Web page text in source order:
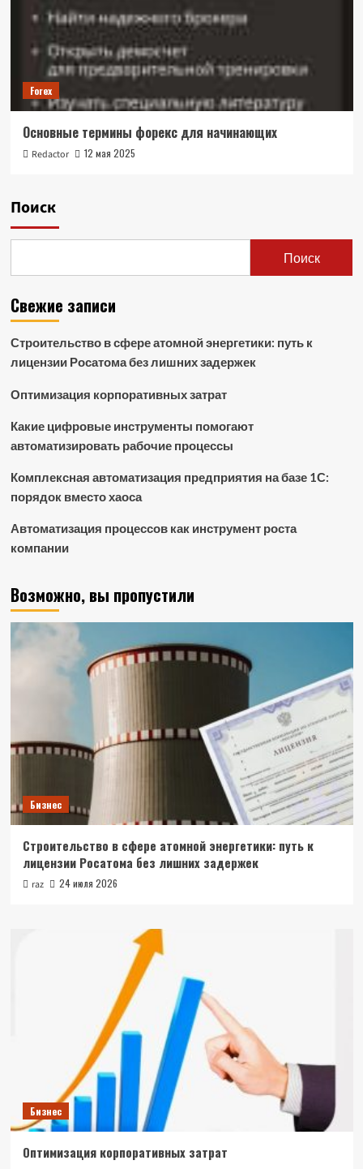
Forex
Основные термины форекс для начинающих
Redactor 12 мая 2025
Поиск
Поиск
Свежие записи
Строительство в сфере атомной энергетики: путь к
лицензии Росатома без лишних задержек
Оптимизация корпоративных затрат
Какие цифровые инструменты помогают
автоматизировать рабочие процессы
Комплексная автоматизация предприятия на базе 1С:
порядок вместо хаоса
Автоматизация процессов как инструмент роста
компании
Возможно, вы пропустили
Бизнес
Строительство в сфере атомной энергетики: путь к
лицензии Росатома без лишних задержек
raz 24 июля 2026
Бизнес
Оптимизация корпоративных затрат